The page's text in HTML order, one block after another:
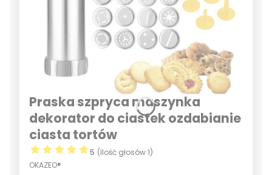
Praska szpryca maszynka
dekorator do ciastek ozdabianie
ciasta tortów
5 (Ilość głosów 1)
OKAZEO®